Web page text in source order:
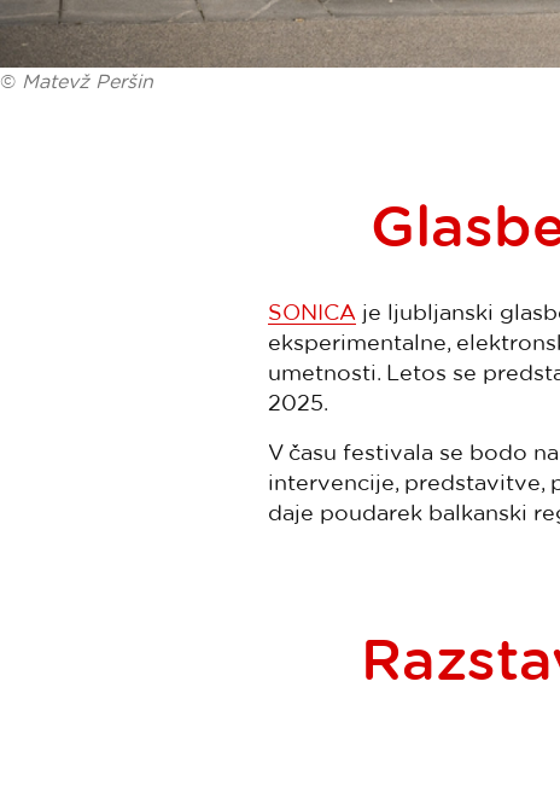
© Matevž Peršin
SONICA je ljubljanski
eksperimentalne,
umetnosti. Letos se
2025.
V času festivala se bodo
intervencije, predstavitve,
daje poudarek balkanski